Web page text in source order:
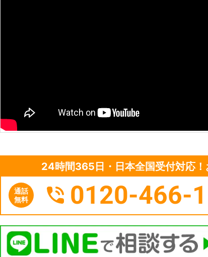
24時間365日・日本全国受付対応
通話
無料
0120-466-